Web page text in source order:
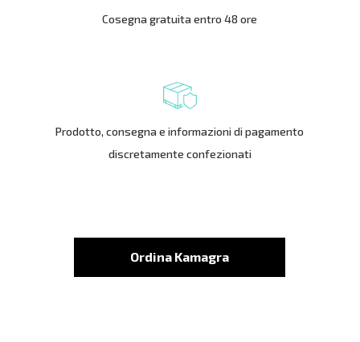
Cosegna gratuita entro 48 ore
Prodotto, consegna e informazioni di pagamento
discretamente confezionati
Ordina Kamagra